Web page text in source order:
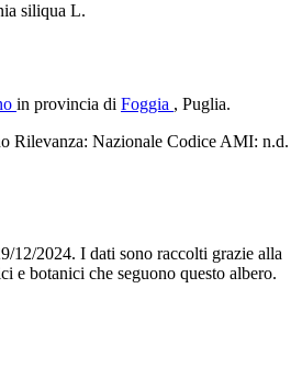
siliqua L.
in provincia di Foggia , Puglia.
Rilevanza: Nazionale Codice AMI: n.d.
12/2024. I dati sono raccolti grazie alla
e botanici che seguono questo albero.